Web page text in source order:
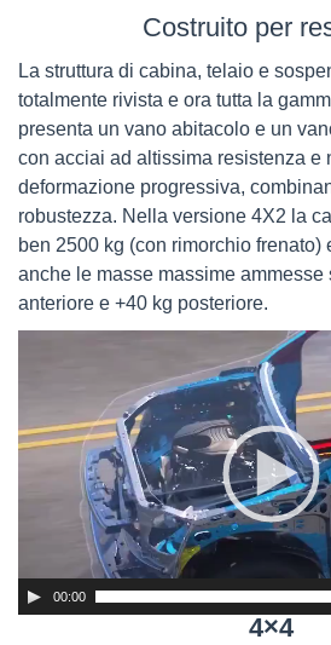
Costruito per
La struttura di cabina, telaio e
totalmente rivista e ora tutta la
presenta un vano abitacolo e un
con acciai ad altissima resistenza e
deformazione progressiva,
robustezza. Nella versione 4X2 la
ben 2500 kg (con rimorchio frenato)
anche le masse massime ammesse
anteriore e +40 kg posteriore.
00:00
4×4